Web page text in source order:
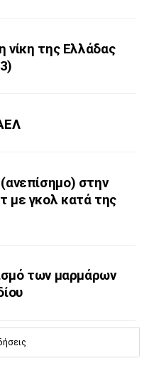
νίκη της Ελλάδας
στην
με γκολ κατά της
των μαρμάρων
Αυγούστου